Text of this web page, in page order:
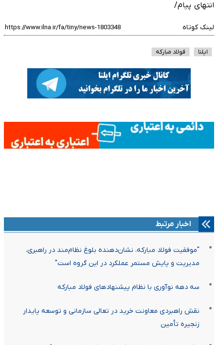
انتهای پیام/
لینک کوتاه
ایلنا فولاد مبارکه
اخبار مرتبط
"موفقیت فولاد مبارکه، نشان‌دهنده بلوغ نظام‌مند در راهبری،
مدیریت و پایش مستمر عملکرد در این گروه است"
سه دهه نوآوری با نظام پیشنهادهای فولاد مبارکه
نقش راهبردی معاونت خرید در تعالی سازمانی و توسعه پایدار
زنجیره تأمین